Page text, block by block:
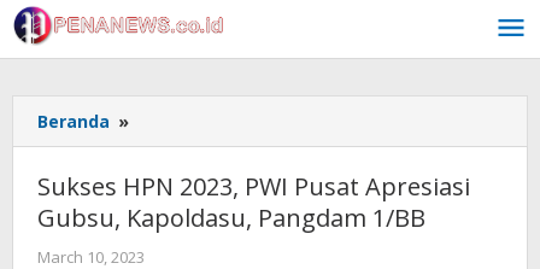
Skip
to
content
Beranda »
HPN
PWI
Pusat
Apresiasi
Sukses HPN 2023, PWI Pusat Apresiasi
Gubsu, Kapoldasu, Pangdam 1/BB
March 10, 2023